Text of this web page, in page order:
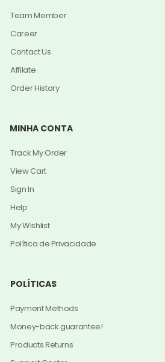
Team Member
Career
Contact Us
Affilate
Order History
MINHA CONTA
Track My Order
View Cart
Sign In
Help
My Wishlist
Política de Privacidade
POLÍTICAS
Payment Methods
Money-back guarantee!
Products Returns